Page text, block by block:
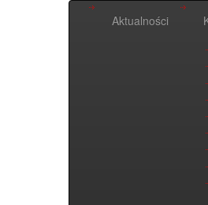
Aktualności